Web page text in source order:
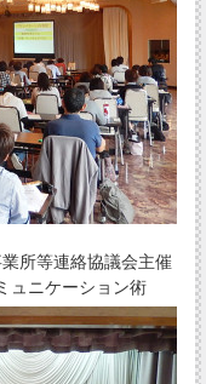
所等連絡協議会主催
ュニケーション術